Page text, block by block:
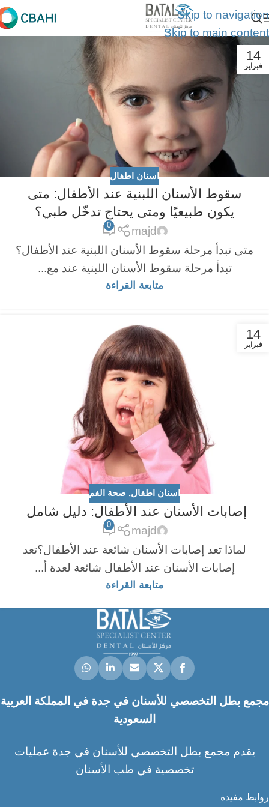
Skip to navigation
Skip to main content
14
فبراير
اسنان اطفال
سقوط الأسنان اللبنية عند الأطفال: متى
يكون طبيعيًا ومتى يحتاج تدخّل طبي؟
majd
0
متى تبدأ مرحلة سقوط الأسنان اللبنية عند الأطفال؟
تبدأ مرحلة سقوط الأسنان اللبنية عند مع...
متابعة القراءة
14
فبراير
اسنان اطفال, صحة الفم
إصابات الأسنان عند الأطفال: دليل شامل
majd
0
لماذا تعد إصابات الأسنان شائعة عند الأطفال؟تعد
إصابات الأسنان عند الأطفال شائعة لعدة أ...
متابعة القراءة
مجمع بطل التخصصي للأسنان في جدة في المملكة العربية
السعودية
يقدم مجمع بطل التخصصي للأسنان في جدة عمليات
تخصصية في طب الأسنان
روابط مفيدة